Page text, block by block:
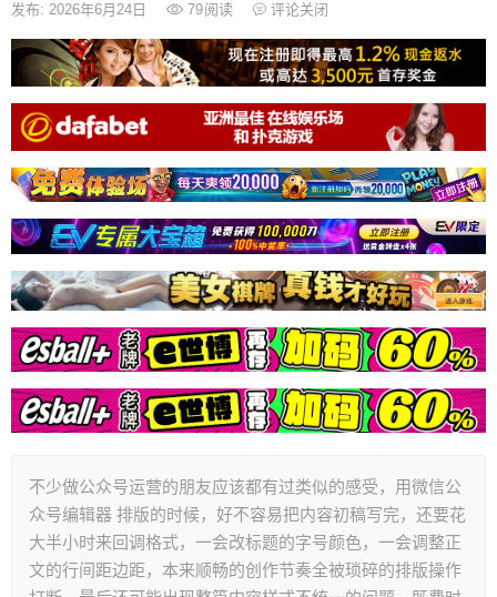
发布: 2026年6月24日 79阅读 评论关闭
不少做公众号运营的朋友应该都有过类似的感受，用微信公
众号编辑器 排版的时候，好不容易把内容初稿写完，还要花
大半小时来回调格式，一会改标题的字号颜色，一会调整正
文的行间距边距，本来顺畅的创作节奏全被琐碎的排版操作